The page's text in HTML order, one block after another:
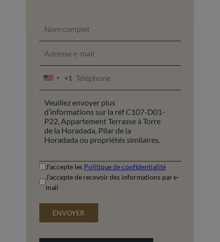
UNITED
STATES
+1
+1
J’accepte les Politique de confidentialité
J’accepte de recevoir des informations par e-
mail
ENVOYER